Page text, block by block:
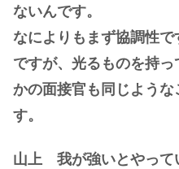
ないんです。
なによりもまず協調性
ですが、光るものを持
かの面接官も同じよう
す。
山上 我が強いとやって